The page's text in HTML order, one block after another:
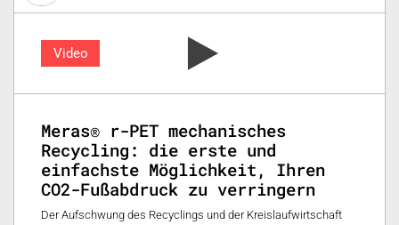
Video
Meras® r-PET mechanisches
Recycling: die erste und
einfachste Möglichkeit, Ihren
CO2-Fußabdruck zu verringern
Der Aufschwung des Recyclings und der Kreislaufwirtschaft